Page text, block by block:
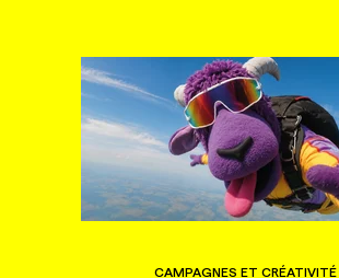
CAMPAGNES ET CRÉATIVITÉ